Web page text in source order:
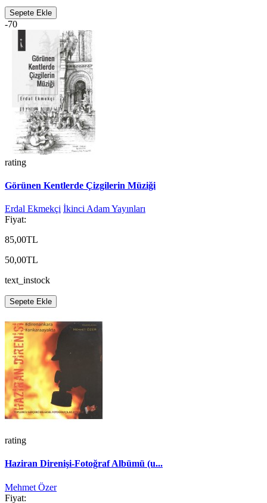
Sepete Ekle
-70
rating
Görünen Kentlerde Çizgilerin Müziği
Erdal Ekmekçi İkinci Adam Yayınları
Fiyat:
85,00TL
50,00TL
text_instock
Sepete Ekle
rating
Haziran Direnişi-Fotoğraf Albümü (u...
Mehmet Özer
Fiyat: